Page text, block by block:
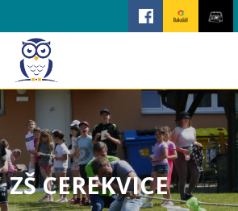
ZŠ CEREKVICE